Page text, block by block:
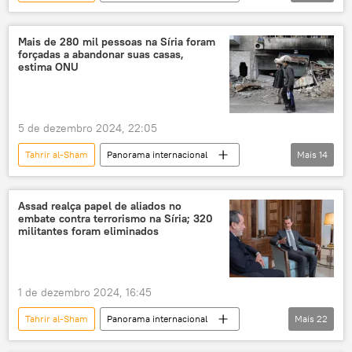
Mundo
Ásia e Oceania
Rússia
Síria
Aleppo
Hama
Frente al-Nusra
Exército
tensões
Mais de 280 mil pessoas na Síria foram
forçadas a abandonar suas casas,
estima ONU
5 de dezembro 2024, 22:05
Tahrir al-Sham
Panorama internacional
Mundo
Ásia e Oceania
Síria
Aleppo
Federação da Rússia
PMA
ONU
Programa Mundial de Alimentos
Organização das Nações Unidas
Frente al-Nusra
Mais 14
Assad realça papel de aliados no
embate contra terrorismo na Síria; 320
militantes foram eliminados
1 de dezembro 2024, 16:45
Tahrir al-Sham
Panorama internacional
Rússia
Abbas Araghchi
Mais 22